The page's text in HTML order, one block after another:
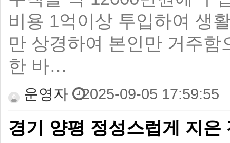
비용 1억이상 투입하여 생
만 상경하여 본인만 거주
한 바…
운영자 2025-09-05 17:59:55
경기 양평 정성스럽게 지